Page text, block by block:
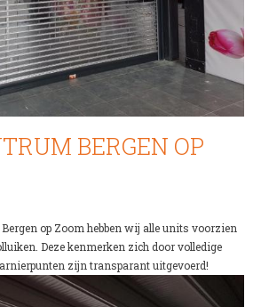
BERGEN OP
op Zoom hebben wij alle units voorzien
Deze kenmerken zich door volledige
zijn transparant uitgevoerd!